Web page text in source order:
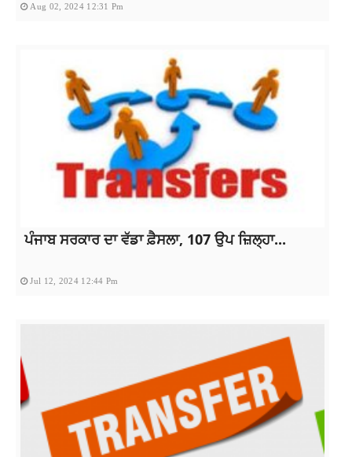
Aug 02, 2024 12:31 Pm
ਪੰਜਾਬ ਸਰਕਾਰ ਦਾ ਵੱਡਾ ਫ਼ੈਸਲਾ, 107 ਉਪ ਜ਼ਿਲ੍ਹਾ...
Jul 12, 2024 12:44 Pm